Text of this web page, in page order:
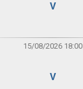
V
15/08/2026 18:00
V